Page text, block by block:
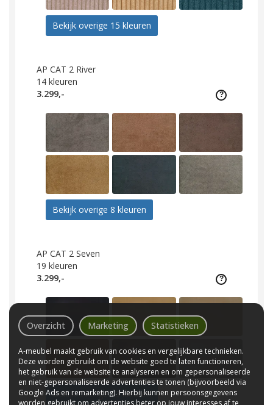
Bekijk overige 15 kleuren
AP CAT 2 River
14 kleuren
3.299,-
Bekijk overige 8 kleuren
AP CAT 2 Seven
19 kleuren
3.299,-
Bekijk overige 13 kleuren
Overzicht Marketing Statistieken
A-meubel maakt gebruik van cookies en vergelijkbare technieken.
Deze worden gebruikt om de website goed te laten functioneren,
het gebruik van de website te analyseren en om gepersonaliseerde
en niet-gepersonaliseerde advertenties te tonen (bijvoorbeeld via
Google Ads en remarketing). Hierbij kunnen persoonsgegevens
worden gebruikt om advertenties beter op jouw interesses af te